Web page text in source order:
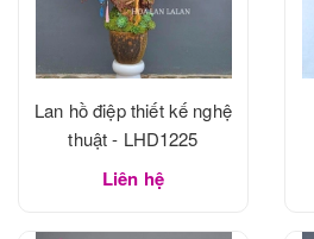
Lan hồ điệp thiết kế nghệ
thuật - LHD1225
Liên hệ